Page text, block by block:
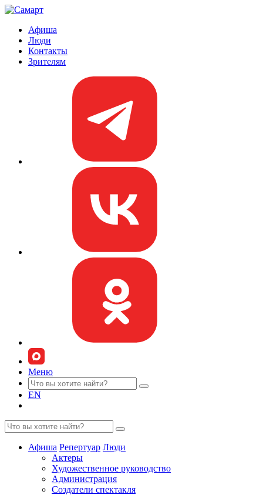
Афиша
Люди
Контакты
Зрителям
Меню
EN
Афиша Репертуар Люди
Актеры
Художественное руководство
Администрация
Создатели спектакля